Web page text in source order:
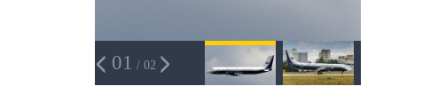
01 / 02